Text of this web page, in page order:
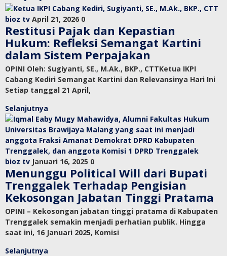
bioz tv April 21, 2026 0
Restitusi Pajak dan Kepastian
Hukum: Refleksi Semangat Kartini
dalam Sistem Perpajakan
OPINI Oleh: Sugiyanti, SE., M.Ak., BKP., CTTKetua IKPI
Cabang Kediri Semangat Kartini dan Relevansinya Hari Ini
Setiap tanggal 21 April,
Selanjutnya
bioz tv Januari 16, 2025 0
Menunggu Political Will dari Bupati
Trenggalek Terhadap Pengisian
Kekosongan Jabatan Tinggi Pratama
OPINI – Kekosongan jabatan tinggi pratama di Kabupaten
Trenggalek semakin menjadi perhatian publik. Hingga
saat ini, 16 Januari 2025, Komisi
Selanjutnya